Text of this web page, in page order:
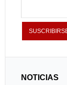
NOTICIAS